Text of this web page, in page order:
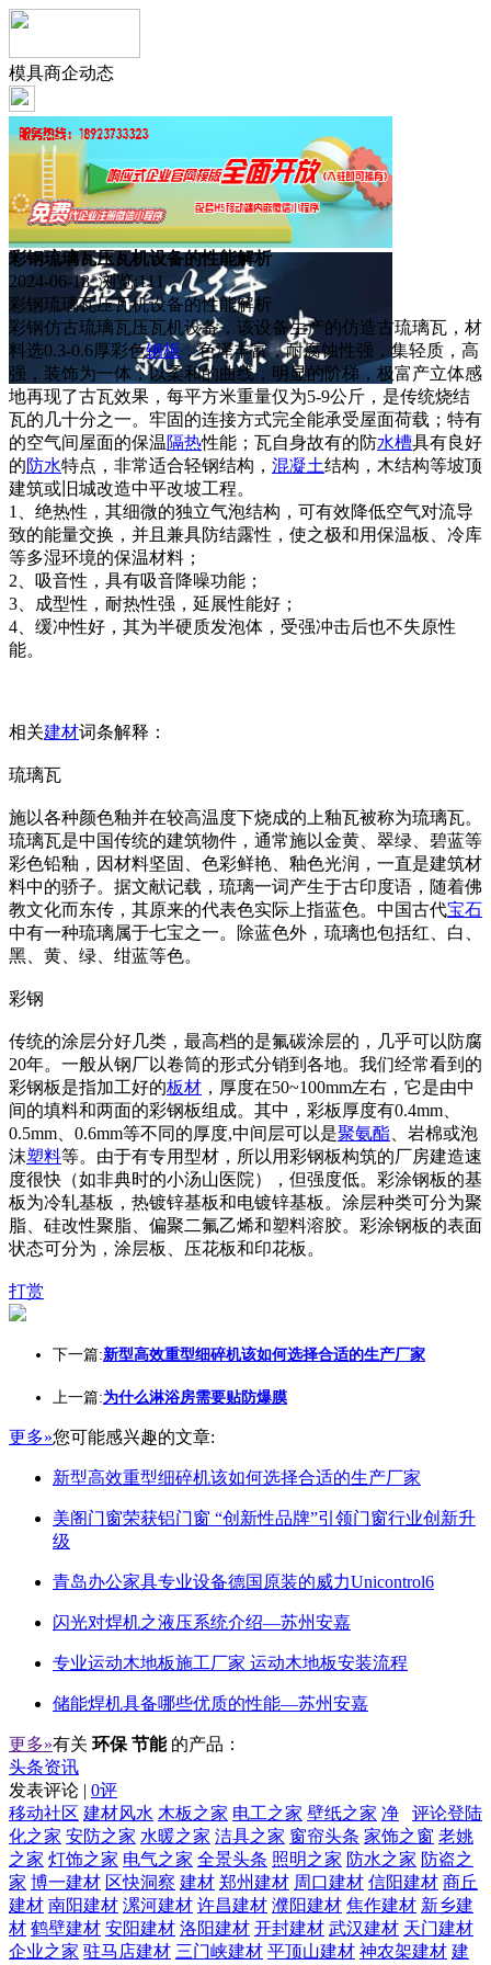
模具商企动态
彩钢琉璃瓦压瓦机设备的性能解析
2024-06-18 浏览:111
彩钢琉璃瓦压瓦机设备的性能解析
彩钢仿古琉璃瓦压瓦机设备，该设备生产的仿造古琉璃瓦，材
料选0.3-0.6厚彩色钢板 ，色泽丰富，耐腐蚀性强，集轻质，高
强，装饰为一体，以柔和的曲线，明显的阶梯，极富产立体感
地再现了古瓦效果，每平方米重量仅为5-9公斤，是传统烧结
瓦的几十分之一。牢固的连接方式完全能承受屋面荷载；特有
的空气间屋面的保温隔热性能；瓦自身故有的防水槽具有良好
的防水特点，非常适合轻钢结构， 混凝土结构，木结构等坡顶
建筑或旧城改造中平改坡工程。
1、绝热性，其细微的独立气泡结构，可有效降低空气对流导
致的能量交换，并且兼具防结露性，使之极和用保温板、冷库
等多湿环境的保温材料；
2、吸音性，具有吸音降噪功能；
3、成型性，耐热性强，延展性能好；
4、缓冲性好，其为半硬质发泡体，受强冲击后也不失原性
能。
相关建材词条解释：
琉璃瓦
施以各种颜色釉并在较高温度下烧成的上釉瓦被称为琉璃瓦。
琉璃瓦是中国传统的建筑物件，通常施以金黄、翠绿、碧蓝等
彩色铅釉，因材料坚固、色彩鲜艳、釉色光润，一直是建筑材
料中的骄子。据文献记载，琉璃一词产生于古印度语，随着佛
教文化而东传，其原来的代表色实际上指蓝色。中国古代宝石
中有一种琉璃属于七宝之一。除蓝色外，琉璃也包括红、白、
黑、黄、绿、绀蓝等色。
彩钢
传统的涂层分好几类，最高档的是氟碳涂层的，几乎可以防腐
20年。一般从钢厂以卷筒的形式分销到各地。我们经常看到的
彩钢板是指加工好的板材 ，厚度在50~100mm左右，它是由中
间的填料和两面的彩钢板组成。其中，彩板厚度有0.4mm、
0.5mm、0.6mm等不同的厚度,中间层可以是聚氨酯 、岩棉或泡
沫塑料等。由于有专用型材，所以用彩钢板构筑的厂房建造速
度很快（如非典时的小汤山医院），但强度低。彩涂钢板的基
板为冷轧基板，热镀锌基板和电镀锌基板。涂层种类可分为聚
脂、硅改性聚脂、偏聚二氟乙烯和塑料溶胶。彩涂钢板的表面
状态可分为，涂层板、压花板和印花板。
打赏
下一篇:新型高效重型细碎机该如何选择合适的生产厂家
上一篇:为什么淋浴房需要贴防爆膜
更多»您可能感兴趣的文章:
新型高效重型细碎机该如何选择合适的生产厂家
美阁门窗荣获铝门窗 “创新性品牌”引领门窗行业创新升
级
青岛办公家具专业设备德国原装的威力Unicontrol6
闪光对焊机之液压系统介绍—苏州安嘉
专业运动木地板施工厂家 运动木地板安装流程
储能焊机具备哪些优质的性能—苏州安嘉
更多»有关 环保 节能 的产品：
头条资讯
发表评论 | 0评
评论登陆
移动社区 建材风水 木板之家 电工之家 壁纸之家 净
化之家 安防之家 水暖之家 洁具之家 窗帘头条 家饰之窗 老姚
之家 灯饰之家 电气之家 全景头条 照明之家 防水之家 防盗之
家 博一建材 区快洞察 建材 郑州建材 周口建材 信阳建材 商丘
建材 南阳建材 漯河建材 许昌建材 濮阳建材 焦作建材 新乡建
材 鹤壁建材 安阳建材 洛阳建材 开封建材 武汉建材 天门建材
企业之家 驻马店建材 三门峡建材 平顶山建材 神农架建材 建